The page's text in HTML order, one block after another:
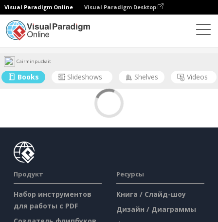
Visual Paradigm Online Visual Paradigm Desktop
Cairminpuckait
Books Slideshows Shelves Videos
Продукт
Набор инструментов
для работы с PDF
Ресурсы
Книга / Слайд-шоу
Дизайн / Диаграммы